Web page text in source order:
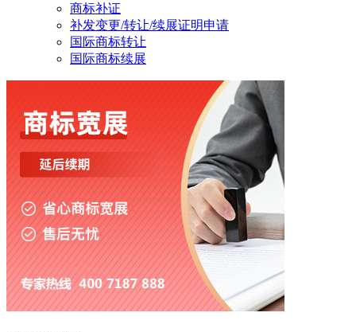
商标补证
补发变更/转让/续展证明申请
国际商标转让
国际商标续展